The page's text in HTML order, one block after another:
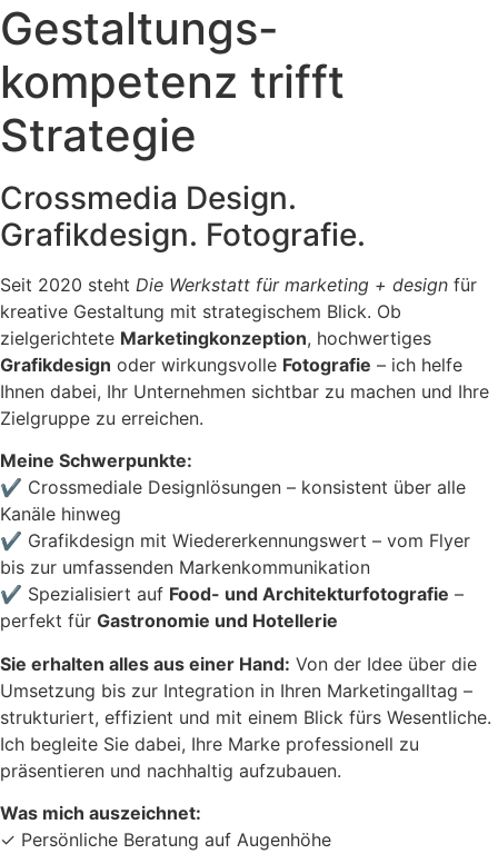
Gestaltungs-
kompetenz trifft
Strategie
Crossmedia Design.
Grafikdesign. Fotografie.
Seit 2020 steht Die Werkstatt für marketing + design für
kreative Gestaltung mit strategischem Blick. Ob
zielgerichtete Marketingkonzeption, hochwertiges
Grafikdesign oder wirkungsvolle Fotografie – ich helfe
Ihnen dabei, Ihr Unternehmen sichtbar zu machen und Ihre
Zielgruppe zu erreichen.
Meine Schwerpunkte:
✔ Crossmediale Designlösungen – konsistent über alle
Kanäle hinweg
✔ Grafikdesign mit Wiedererkennungswert – vom Flyer
bis zur umfassenden Markenkommunikation
✔ Spezialisiert auf Food- und Architekturfotografie –
perfekt für Gastronomie und Hotellerie
Sie erhalten alles aus einer Hand: Von der Idee über die
Umsetzung bis zur Integration in Ihren Marketingalltag –
strukturiert, effizient und mit einem Blick fürs Wesentliche.
Ich begleite Sie dabei, Ihre Marke professionell zu
präsentieren und nachhaltig aufzubauen.
Was mich auszeichnet:
✓ Persönliche Beratung auf Augenhöhe